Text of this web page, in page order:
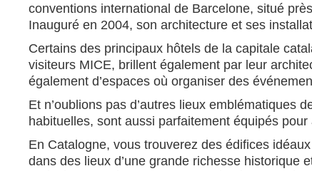
conventions international de Barcelone, situé
Inauguré en 2004, son architecture et ses
Certains des principaux hôtels de la capitale
visiteurs MICE, brillent également par leur
également d’espaces où organiser des
Et n’oublions pas d’autres lieux emblématiques
habituelles, sont aussi parfaitement équipés
En Catalogne, vous trouverez des édifices
dans des lieux d’une grande richesse historique